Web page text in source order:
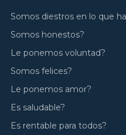
Somos diestros en lo que
Somos honestos?
Le ponemos voluntad?
Somos felices?
Le ponemos amor?
Es saludable?
Es rentable para todos?